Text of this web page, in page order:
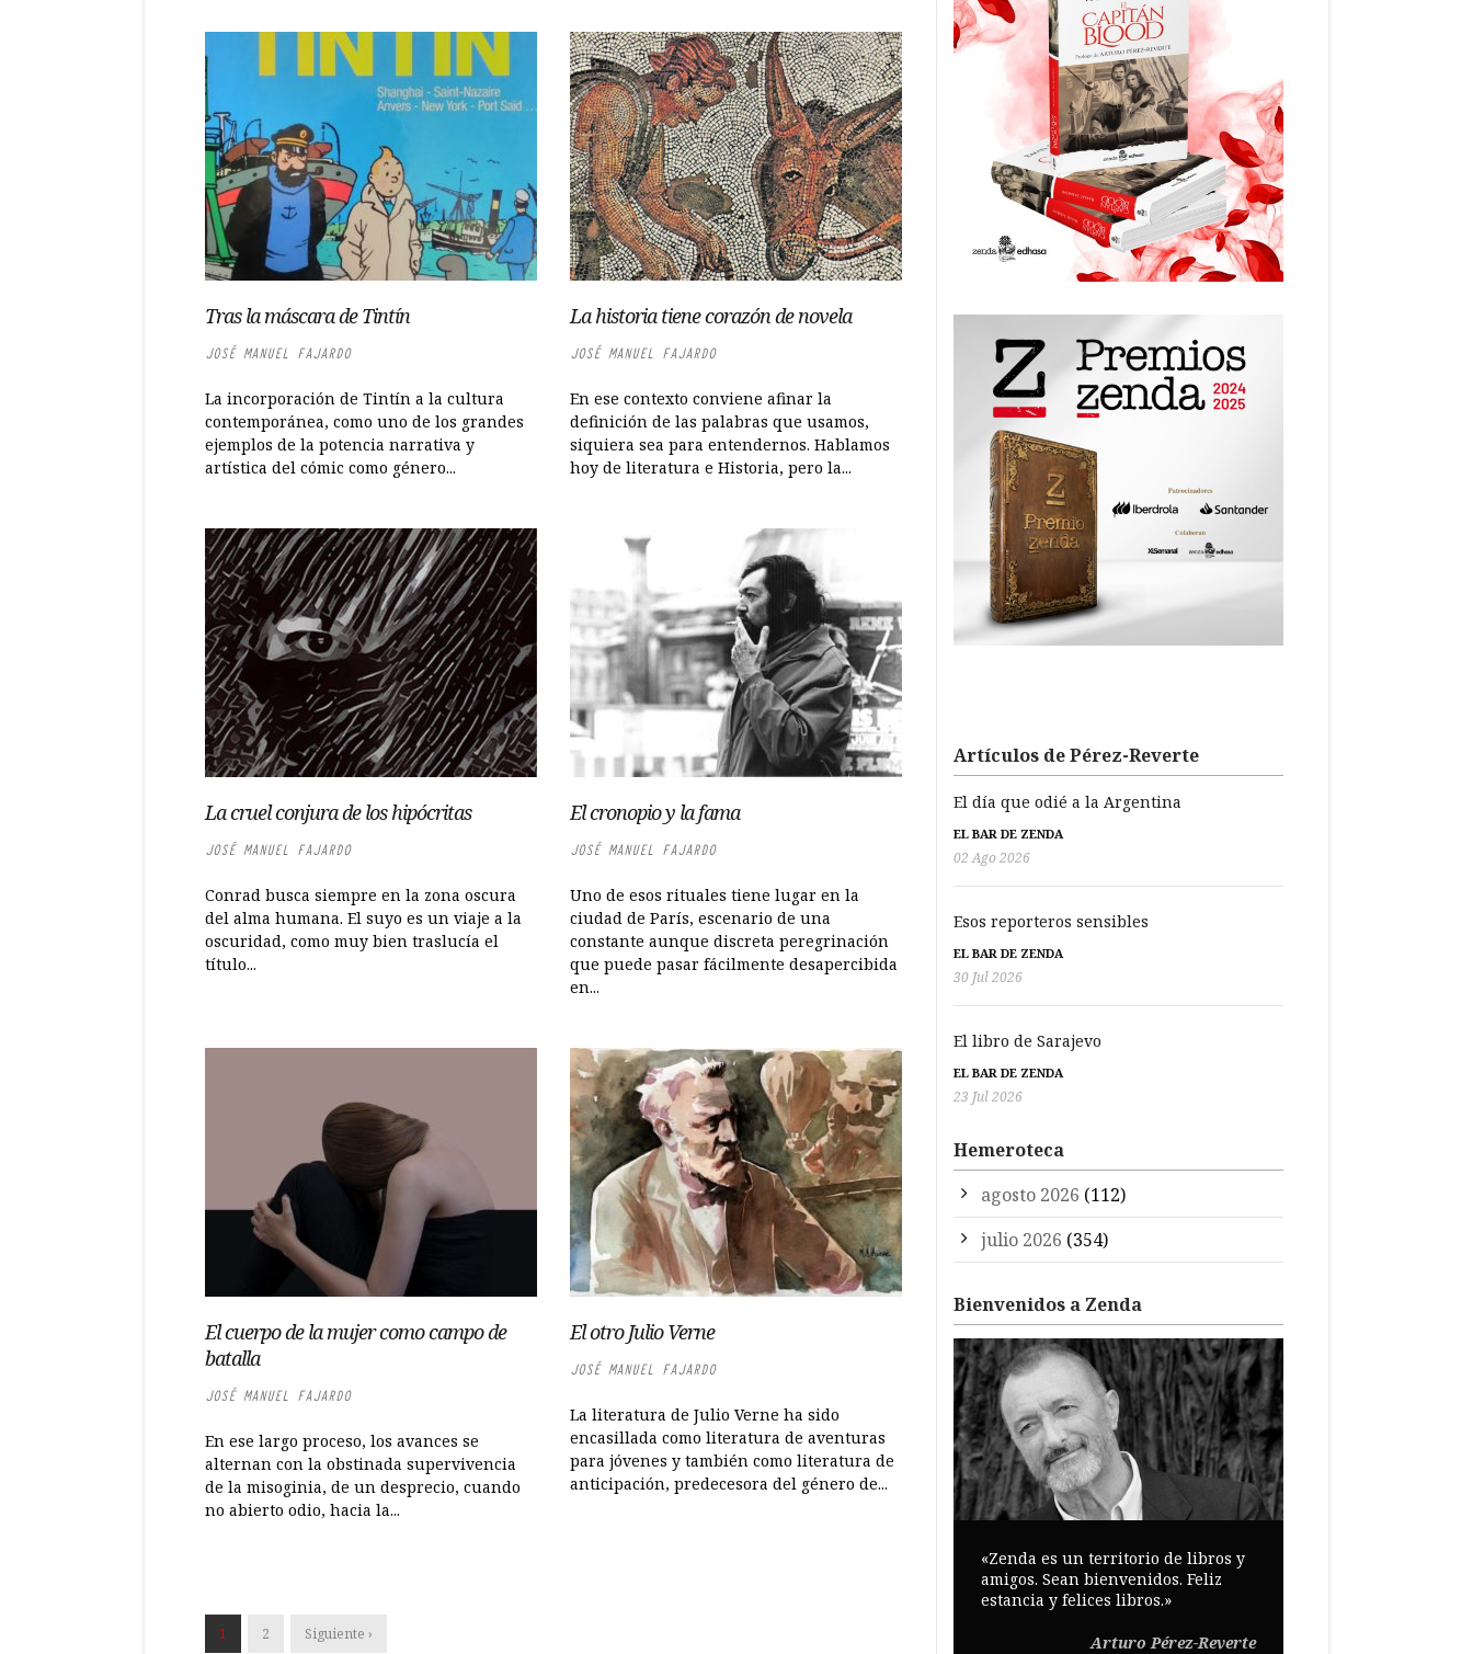
Tras la máscara de Tintín
JOSÉ MANUEL FAJARDO
La incorporación de Tintín a la cultura
contemporánea, como uno de los grandes
ejemplos de la potencia narrativa y
artística del cómic como género...
La historia tiene corazón de novela
JOSÉ MANUEL FAJARDO
En ese contexto conviene afinar la
definición de las palabras que usamos,
siquiera sea para entendernos. Hablamos
hoy de literatura e Historia, pero la...
La cruel conjura de los hipócritas
JOSÉ MANUEL FAJARDO
Conrad busca siempre en la zona oscura
del alma humana. El suyo es un viaje a la
oscuridad, como muy bien traslucía el
título...
El cronopio y la fama
JOSÉ MANUEL FAJARDO
Uno de esos rituales tiene lugar en la
ciudad de París, escenario de una
constante aunque discreta peregrinación
que puede pasar fácilmente desapercibida
en...
El cuerpo de la mujer como campo de
batalla
JOSÉ MANUEL FAJARDO
En ese largo proceso, los avances se
alternan con la obstinada supervivencia
de la misoginia, de un desprecio, cuando
no abierto odio, hacia la...
El otro Julio Verne
JOSÉ MANUEL FAJARDO
La literatura de Julio Verne ha sido
encasillada como literatura de aventuras
para jóvenes y también como literatura de
anticipación, predecesora del género de...
1 2 Siguiente ›
Artículos de Pérez-Reverte
El día que odié a la Argentina
EL BAR DE ZENDA
02 Ago 2026
Esos reporteros sensibles
EL BAR DE ZENDA
30 Jul 2026
El libro de Sarajevo
EL BAR DE ZENDA
23 Jul 2026
Hemeroteca
agosto 2026 (112)
julio 2026 (354)
Bienvenidos a Zenda
«Zenda es un territorio de libros y
amigos. Sean bienvenidos. Feliz
estancia y felices libros.»
Arturo Pérez-Reverte